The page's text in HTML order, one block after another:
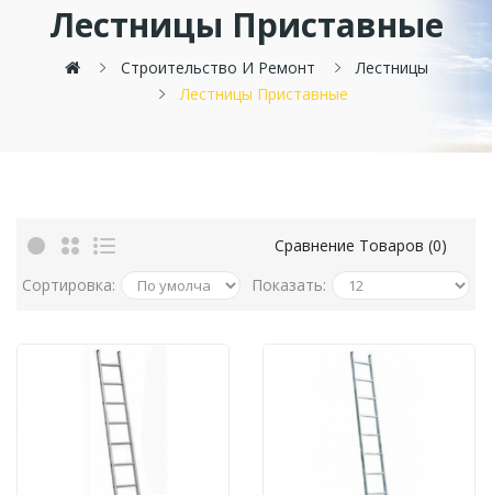
Лестницы Приставные
Строительство И Ремонт
Лестницы
Лестницы Приставные
Сравнение Товаров (0)
Сортировка:
Показать: